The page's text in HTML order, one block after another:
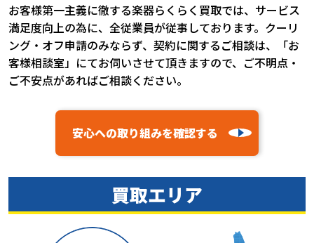
お客様第一主義に徹する楽器らくらく買取では、サービス
満足度向上の為に、全従業員が従事しております。クーリ
ング・オフ申請のみならず、契約に関するご相談は、「お
客様相談室」にてお伺いさせて頂きますので、ご不明点・
ご不安点があればご相談ください。
安心への取り組みを確認する
買取エリア